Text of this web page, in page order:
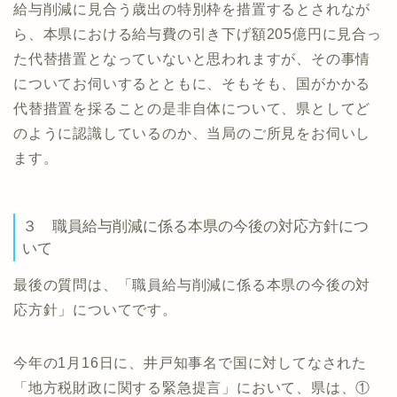
給与削減に見合う歳出の特別枠を措置するとされなが
ら、本県における給与費の引き下げ額205億円に見合っ
た代替措置となっていないと思われますが、その事情
についてお伺いするとともに、そもそも、国がかかる
代替措置を採ることの是非自体について、県としてど
のように認識しているのか、当局のご所見をお伺いし
ます。
３ 職員給与削減に係る本県の今後の対応方針につ
いて
最後の質問は、「職員給与削減に係る本県の今後の対
応方針」についてです。
今年の1月16日に、井戸知事名で国に対してなされた
「地方税財政に関する緊急提言」において、県は、①